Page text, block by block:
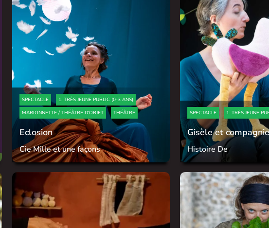
SPECTACLE
1. TRÈS JEUNE PUBLIC (0-3 ANS)
MARIONNETTE / THÉÂTRE D'OBJET
THÉÂTRE
Eclosion
Cie Mille et une façons
SPECTACLE 1. TRÈS JEUNE
Gisèle et compagnie
Histoire De